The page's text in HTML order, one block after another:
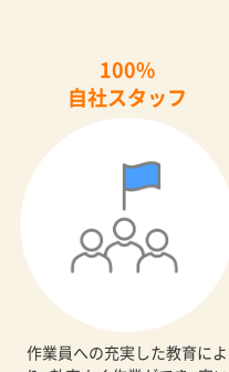
100%
自社スタッフ
作業員への充実した教育によ